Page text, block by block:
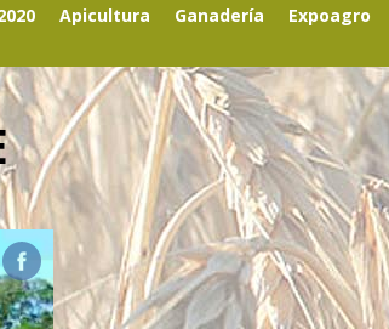
Apicultura Ganadería Expoagro